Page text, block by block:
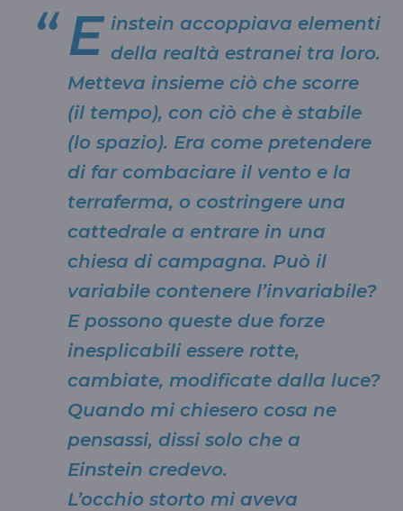
E instein accoppiava elementi
della realtà estranei tra loro.
Metteva insieme ciò che scorre
(il tempo), con ciò che è stabile
(lo spazio). Era come pretendere
di far combaciare il vento e la
terraferma, o costringere una
cattedrale a entrare in una
chiesa di campagna. Può il
variabile contenere l’invariabile?
E possono queste due forze
inesplicabili essere rotte,
cambiate, modificate dalla luce?
Quando mi chiesero cosa ne
pensassi, dissi solo che a
Einstein credevo.
L’occhio storto mi aveva